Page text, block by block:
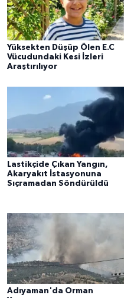
Yüksekten Düşüp Ölen E.C
Vücudundaki Kesi İzleri
Araştırılıyor
Lastikçide Çıkan Yangın,
Akaryakıt İstasyonuna
Sıçramadan Söndürüldü
Adıyaman'da Orman